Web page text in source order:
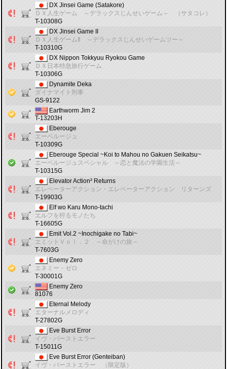
DX Jinsei Game (Satakore)
ＤＸ人生ゲーム ～デラックスじんせいゲーム～ （サタコレ）
T-10308G
DX Jinsei Game II
ＤＸ人生ゲームⅡ ～デラックスじんせいゲームツー～
T-10310G
DX Nippon Tokkyuu Ryokou Game
ＤＸ日本特急旅行ゲーム
T-10306G
Dynamite Deka
ダイナマイト刑事
GS-9122
Earthworm Jim 2
T-13203H
Eberouge
エーベルージュ
T-10309G
Eberouge Special ~Koi to Mahou no Gakuen Seikatsu~
エーベルージュスペシャル ～恋と魔法の学園生活～
T-10315G
Elevator Action² Returns
エレベーターアクション・エレベーターアクション リターンズ
T-19903G
Elf wo Karu Mono-tachi
エルフを狩るモノたち
T-16605G
Emit Vol.2 ~Inochigake no Tabi~
エミットＶｏｌ．２ ～命がけの旅～
T-7603G
Enemy Zero
エネミー・ゼロ
T-30001G
Enemy Zero
81076
Eternal Melody
エターナルメロディ
T-27802G
Eve Burst Error
イヴ・バーストエラー
T-15011G
Eve Burst Error (Genteiban)
イヴ・バーストエラー （限定版）